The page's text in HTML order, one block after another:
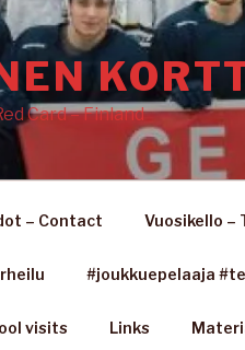
Card – Finland
– Contact Vuosikello –
#joukkuepelaaja
visits Links